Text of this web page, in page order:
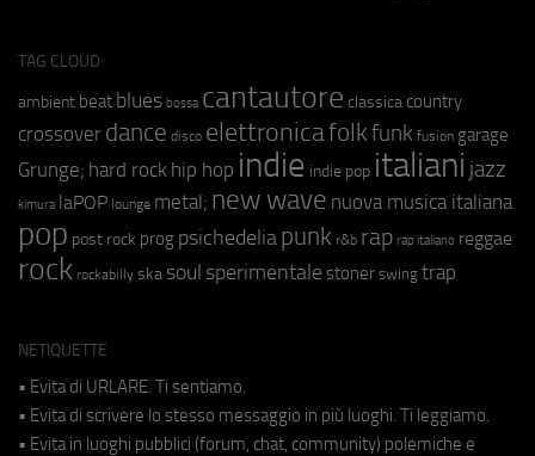
TAG CLOUD
ambient beat blues bossa cantautore classica country
crossover dance disco elettronicafolkfunk fusion garage
Grunge; hard rock hip hop indie indie pop italiani jazz
kimura laPOP lounge metal; new wave nuova musica italiana
pop post rock prog psichedeliapunk r&b rap rap italiano reggae
rock rockabilly ska soul sperimentale stoner swing trap
NETIQUETTE
• Evita di URLARE. Ti sentiamo.
• Evita di scrivere lo stesso messaggio in più luoghi. Ti leggiamo.
• Evita in luoghi pubblici (forum, chat, community) polemiche e